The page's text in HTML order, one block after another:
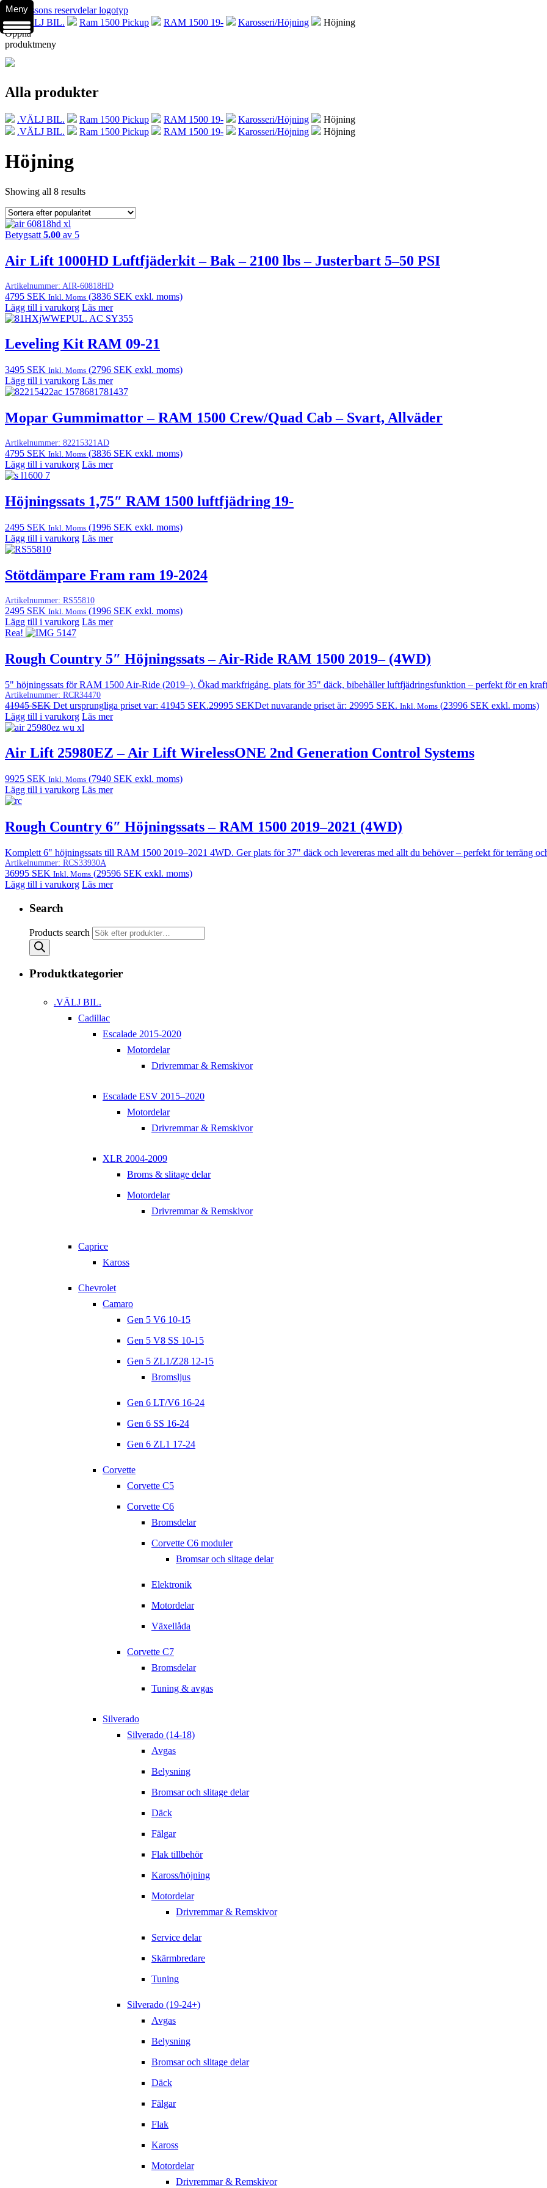
.VÄLJ BIL. Ram 1500 Pickup RAM 1500 19- Karosseri/Höjning
Höjning
Öppna
produktmeny
Alla produkter
.VÄLJ BIL. Ram 1500 Pickup RAM 1500 19- Karosseri/Höjning
Höjning
.VÄLJ BIL.
Ram 1500 Pickup RAM 1500 19- Karosseri/Höjning Höjning
Höjning
Showing all 8 results
Betygsatt 5.00 av 5
Air Lift 1000HD Luftfjäderkit – Bak – 2100 lbs – Justerbart 5–50 PSI
Artikelnummer: AIR-60818HD
4795 SEK Inkl. Moms (3836 SEK exkl. moms)
Lägg till i varukorg Läs mer
Leveling Kit RAM 09-21
3495 SEK Inkl. Moms (2796 SEK exkl. moms)
Lägg till i varukorg Läs mer
Mopar Gummimattor – RAM 1500 Crew/Quad Cab – Svart, Allväder
Artikelnummer: 82215321AD
4795 SEK Inkl. Moms (3836 SEK exkl. moms)
Lägg till i varukorg Läs mer
Höjningssats 1,75″ RAM 1500 luftfjädring 19-
2495 SEK Inkl. Moms (1996 SEK exkl. moms)
Lägg till i varukorg Läs mer
Stötdämpare Fram ram 19-2024
Artikelnummer: RS55810
2495 SEK Inkl. Moms (1996 SEK exkl. moms)
Lägg till i varukorg Läs mer
Rea!
Rough Country 5″ Höjningssats – Air-Ride RAM 1500 2019– (4WD)
5" höjningssats för RAM 1500 Air-Ride (2019–). Ökad markfrigång, plats för 35" däck, bibehåller luftfjädringsfunktion – perfekt för en
Artikelnummer: RCR34470
41945SEK Det ursprungliga priset var: 41945 SEK.29995 SEKDet nuvarande priset är: 29995 SEK. Inkl. Moms (23996 SEK exkl. moms)
Lägg till i varukorg Läs mer
Air Lift 25980EZ – Air Lift WirelessONE 2nd Generation Control Systems
9925 SEK Inkl. Moms (7940 SEK exkl. moms)
Lägg till i varukorg Läs mer
Rough Country 6″ Höjningssats – RAM 1500 2019–2021 (4WD)
Komplett 6" höjningssats till RAM 1500 2019–2021 4WD. Ger plats för 37" däck och levereras med allt du behöver – perfekt för terräng
Artikelnummer: RCS33930A
36995 SEK Inkl. Moms (29596 SEK exkl. moms)
Lägg till i varukorg Läs mer
Search
Products search
Produktkategorier
.VÄLJ BIL.
Cadillac
Escalade 2015-2020
Motordelar
Drivremmar & Remskivor
Escalade ESV 2015–2020
Motordelar
Drivremmar & Remskivor
XLR 2004-2009
Broms & slitage delar
Motordelar
Drivremmar & Remskivor
Caprice
Kaross
Chevrolet
Camaro
Gen 5 V6 10-15
Gen 5 V8 SS 10-15
Gen 5 ZL1/Z28 12-15
Bromsljus
Gen 6 LT/V6 16-24
Gen 6 SS 16-24
Gen 6 ZL1 17-24
Corvette
Corvette C5
Corvette C6
Bromsdelar
Corvette C6 moduler
Bromsar och slitage delar
Elektronik
Motordelar
Växellåda
Corvette C7
Bromsdelar
Tuning & avgas
Silverado
Silverado (14-18)
Avgas
Belysning
Bromsar och slitage delar
Däck
Fälgar
Flak tillbehör
Kaross/höjning
Motordelar
Drivremmar & Remskivor
Service delar
Skärmbredare
Tuning
Silverado (19-24+)
Avgas
Belysning
Bromsar och slitage delar
Däck
Fälgar
Flak
Kaross
Motordelar
Drivremmar & Remskivor
Meny